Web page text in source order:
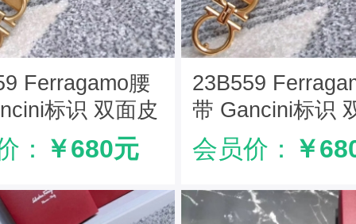
Ferragamo腰
标识 双面皮
格慕女款腰带
： ￥680元
23B559
带 Gancini标识
色 菲拉格慕女款
橙色
会员价： ￥